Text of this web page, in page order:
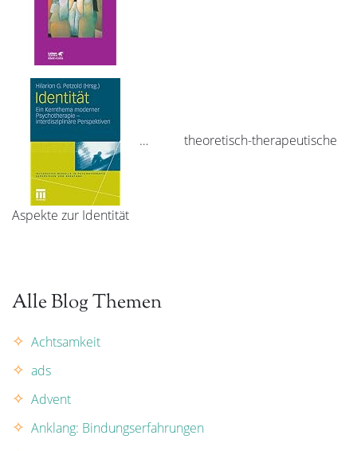
… theoretisch-therapeutische
Aspekte zur Identität
Alle Blog Themen
Achtsamkeit
ads
Advent
Anklang: Bindungserfahrungen